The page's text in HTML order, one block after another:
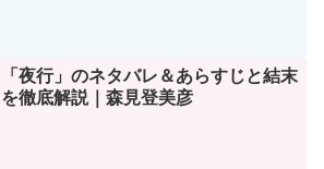
「夜行」のネタバレ＆あらすじと結末
を徹底解説｜森見登美彦